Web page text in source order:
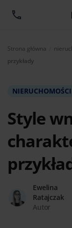
Strona główna
przykłady
NIERUCHOMOŚCI
Style
Ewelina
Ratajczak
Autor